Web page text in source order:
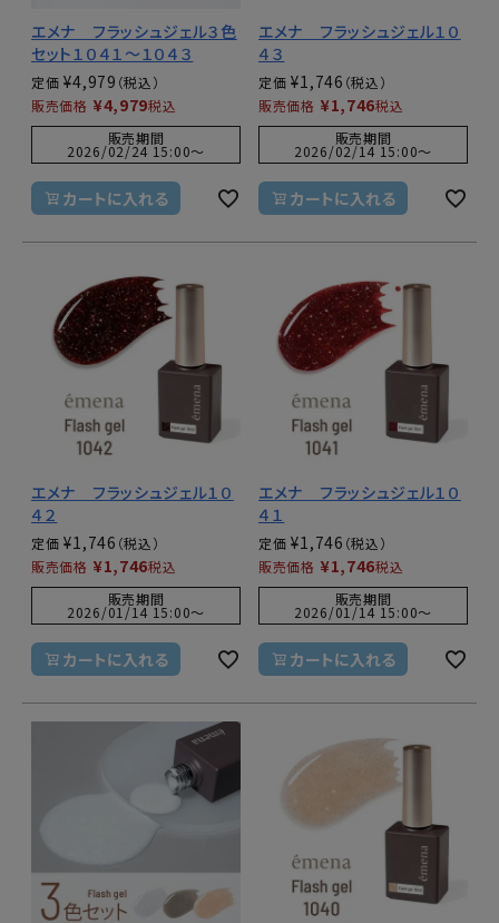
エメナ フラッシュジェル３色
セット１０４１～１０４３
定価 ¥4,979
販売価格 ¥4,979税込
販売期間
2026/02/24 15:00〜
カートに入れる
エメナ フラッシュジェル１０
４３
定価 ¥1,746
販売価格 ¥1,746税込
販売期間
2026/02/14 15:00〜
カートに入れる
エメナ フラッシュジェル１０
４２
定価 ¥1,746
販売価格 ¥1,746税込
販売期間
2026/01/14 15:00〜
カートに入れる
エメナ フラッシュジェル１０
４１
定価 ¥1,746
販売価格 ¥1,746税込
販売期間
2026/01/14 15:00〜
カートに入れる